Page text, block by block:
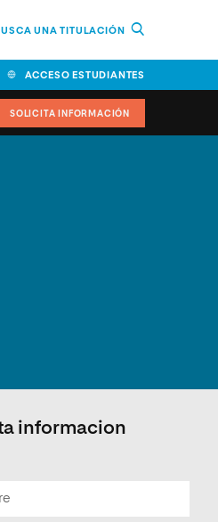
UNA TITULACIÓN
ACCESO ESTUDIANTES
SOLICITA INFORMACIÓN
informacion